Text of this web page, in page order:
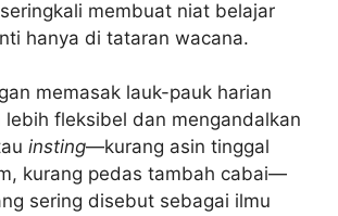
membuat niat belajar
hanya di tataran wacana.
memasak lauk-pauk harian
fleksibel dan mengandalkan
insting—kurang asin tinggal
kurang pedas tambah cabai—
sering disebut sebagai ilmu